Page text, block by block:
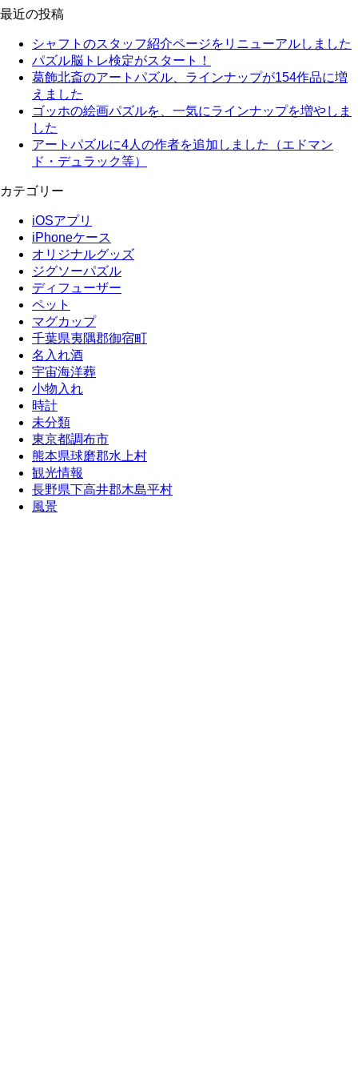
最近の投稿
シャフトのスタッフ紹介ページをリニューアルしました
パズル脳トレ検定がスタート！
葛飾北斎のアートパズル、ラインナップが154作品に増
えました
ゴッホの絵画パズルを、一気にラインナップを増やしま
した
アートパズルに4人の作者を追加しました（エドマン
ド・デュラック等）
カテゴリー
iOSアプリ
iPhoneケース
オリジナルグッズ
ジグソーパズル
ディフューザー
ペット
マグカップ
千葉県夷隅郡御宿町
名入れ酒
宇宙海洋葬
小物入れ
時計
未分類
東京都調布市
熊本県球磨郡水上村
観光情報
長野県下高井郡木島平村
風景